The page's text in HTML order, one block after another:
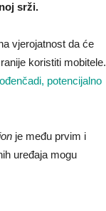
srži.
vjerojatnost da će
koristiti mobitele.
potencijalno
je među prvim i
uređaja mogu